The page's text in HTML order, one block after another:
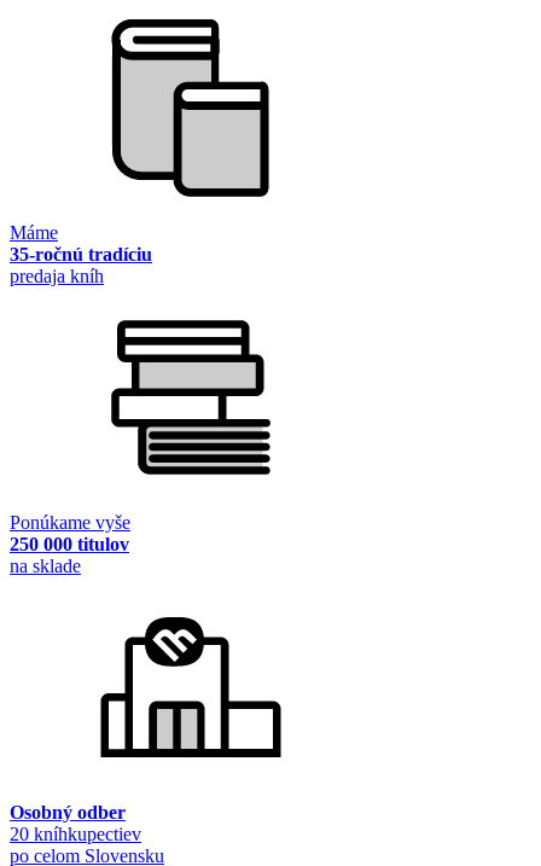
Máme
35-ročnú tradíciu
predaja kníh
Ponúkame vyše
250 000 titulov
na sklade
Osobný odber
20 kníhkupectiev
po celom Slovensku